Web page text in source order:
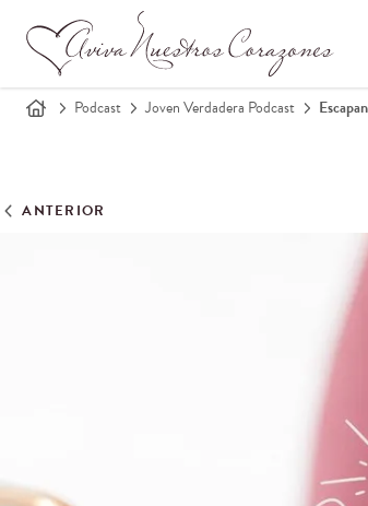
Podcast Joven Verdadera Podcast
ANTERIOR